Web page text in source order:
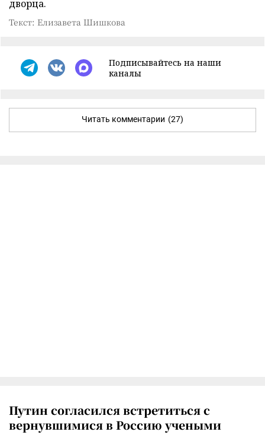
дворца.
Текст: Елизавета Шишкова
Подписывайтесь на наши
каналы
Читать комментарии (27)
Путин согласился встретиться с
вернувшимися в Россию учеными